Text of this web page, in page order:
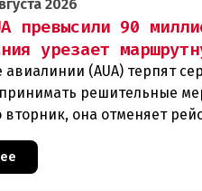
2026
превысили 90
урезает
авиалинии (AUA) терпят
решительные
вторник, она отменяет
столь жесткой